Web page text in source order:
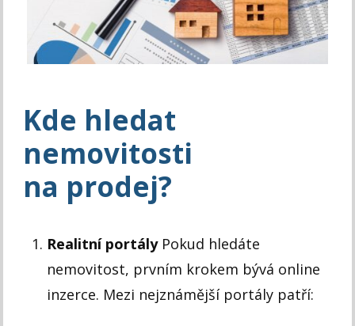
Kde hledat
nemovitosti
na prodej?
Realitní portályPokud hledáte
nemovitost, prvním krokem bývá online
inzerce. Mezi nejznámější portály patří: